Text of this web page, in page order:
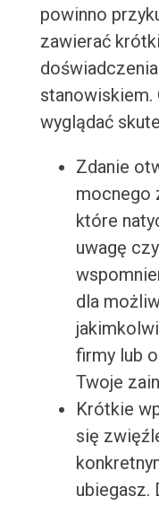
powinno
zawierać
stanowiskiem.
wyglądać
Zdanie
mocnego
które
uwagę
dla
firmy lub
Twoje
Krótkie
się
ubiegasz.